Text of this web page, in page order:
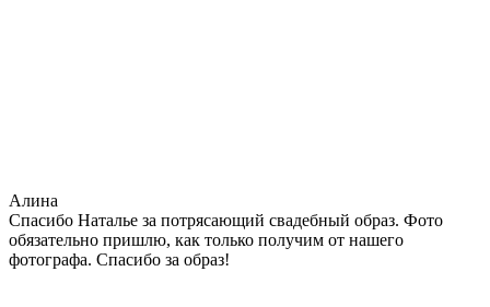
Алина
Спасибо Наталье за потрясающий свадебный образ. Фото
обязательно пришлю, как только получим от нашего
фотографа. Спасибо за образ!